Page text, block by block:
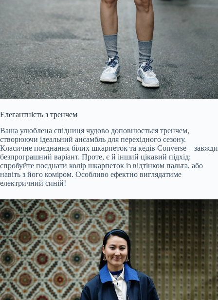
Елегантність з тренчем
Ваша улюблена спідниця чудово доповнюється тренчем,
створюючи ідеальний ансамбль для перехідного сезону.
Класичне поєднання білих шкарпеток та кедів Converse – завжди
безпрограшний варіант. Проте, є й інший цікавий підхід:
спробуйте поєднати колір шкарпеток із відтінком пальта, або
навіть з його коміром. Особливо ефектно виглядатиме
електричний синій!